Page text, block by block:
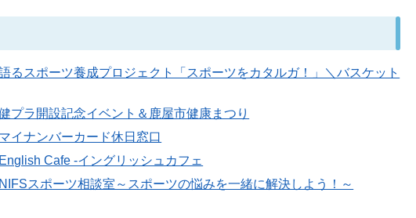
スポーツ養成プロジェクト「スポーツをカタルガ！」＼バスケット
プラ開設記念イベント＆鹿屋市健康まつり
イナンバーカード休日窓口
Cafe -イングリッシュカフェ
スポーツ相談室～スポーツの悩みを一緒に解決しよう！～